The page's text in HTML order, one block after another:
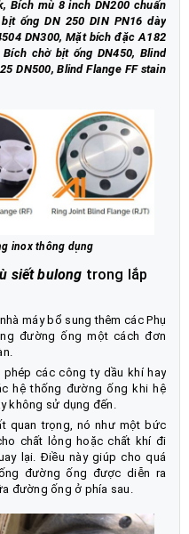
Bích mù 8 inch DN200 chuẩn
ống DN 250 DIN PN16 dày
DN300, Mặt bích đặc A182
chờ bịt ống DN450, Blind
DN500, Blind Flange FF stain
inox thông dụng
siết bulong trong lắp
máy bổ sung thêm các Phụ
đường ống một cách đơn
phép các công ty dầu khí hay
hệ thống đường ống khi hệ
không sử dụng đến.
quan trọng, nó như một bức
chất lỏng hoặc chất khí đi
lại. Điều này giúp cho quá
đường ống được diễn ra
đường ống ở phía sau.